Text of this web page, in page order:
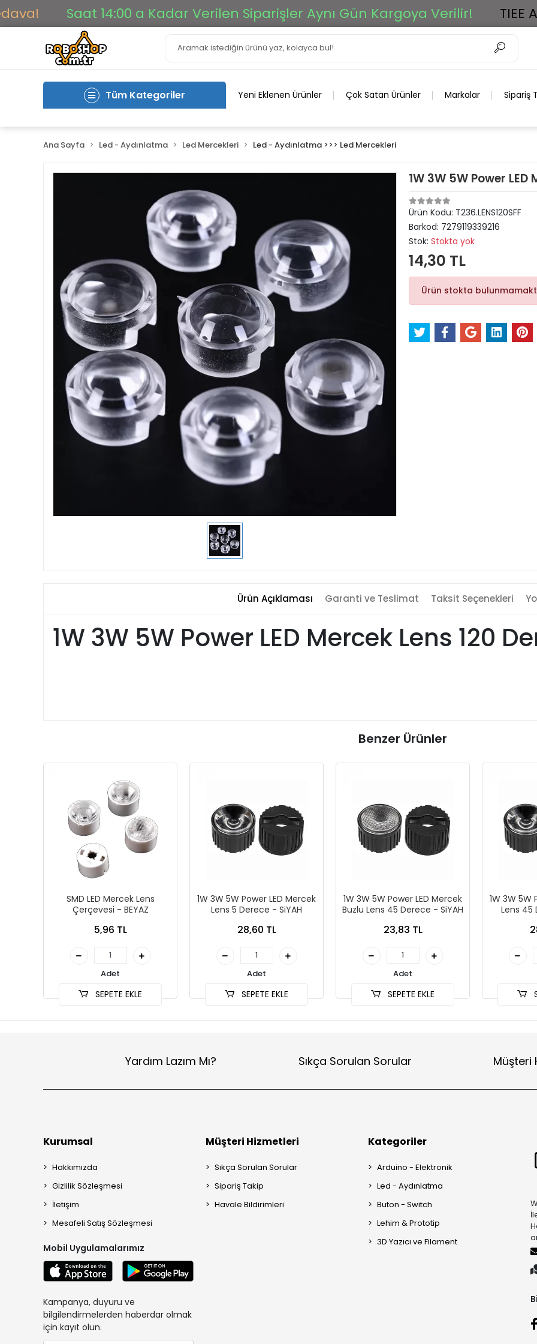
Saat 14:00 a Kadar Verilen Siparişler Aynı Gün Kargoya Verilir! TIEE
Tüm Kategoriler Yeni Eklenen Ürünler Çok Satan Ürünler Markalar Sipariş
Ana Sayfa Led - Aydınlatma Led Mercekleri Led - Aydınlatma >>> Led Mercekleri
1W 3W 5W Power LED
Ürün Kodu: T236.LENS120SFF
Barkod: 7279119339216
Stok: Stokta yok
14,30 TL
Ürün stokta
Ürün Açıklaması Garanti ve Teslimat Taksit Seçenekleri
1W 3W 5W Power LED Mercek Lens 120
Benzer Ürünler
SMD LED Mercek Lens
Çerçevesi - BEYAZ
5,96 TL
Adet
SEPETE EKLE
1W 3W 5W Power LED Mercek
Lens 5 Derece - SiYAH
28,60 TL
Adet
SEPETE EKLE
1W 3W 5W Power LED Mercek
Buzlu Lens 45 Derece - SiYAH
23,83 TL
Adet
SEPETE EKLE
1W 3W 5W
Lens 45
Yardım Lazım Mı? Sıkça Sorulan Sorular Müşteri
Kurumsal
Hakkımızda
Gizlilik Sözleşmesi
İletişim
Mesafeli Satış Sözleşmesi
Mobil Uygulamalarımız
Kampanya, duyuru ve
bilgilendirmelerden haberdar olmak
için kayıt olun.
Müşteri Hizmetleri
Sıkça Sorulan Sorular
Sipariş Takip
Havale Bildirimleri
Kategoriler
Arduino - Elektronik
Led - Aydınlatma
Buton - Switch
Lehim & Prototip
3D Yazıcı ve Filament